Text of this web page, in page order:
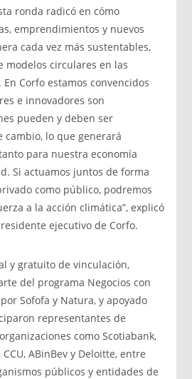
ronda radicó en cómo
emprendimientos y nuevos
cada vez más sustentables,
modelos circulares en las
Corfo estamos convencidos
e innovadores son
pueden y deben ser
cambio, lo que generará
para nuestra economía
Si actuamos juntos de forma
como público, podremos
a la acción climática”, explicó
ejecutivo de Corfo.
y gratuito de vinculación,
del programa Negocios con
Sofofa y Natura, y apoyado
representantes de
como Scotiabank,
CCU, ABinBev y Deloitte, entre
públicos y entidades de